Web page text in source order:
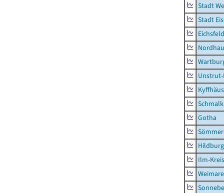
Stadt
Stadt
Eichsfeld
Gotha
Ilm-Kreis